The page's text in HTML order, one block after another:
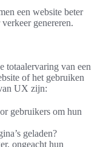
een website beter
genereren.
totaalervaring van een
of het gebruiken
UX zijn:
gebruikers om hun
geladen?
ongeacht hun